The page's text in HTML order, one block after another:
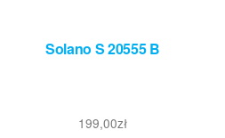
Solano S 20555 B
199,00zł